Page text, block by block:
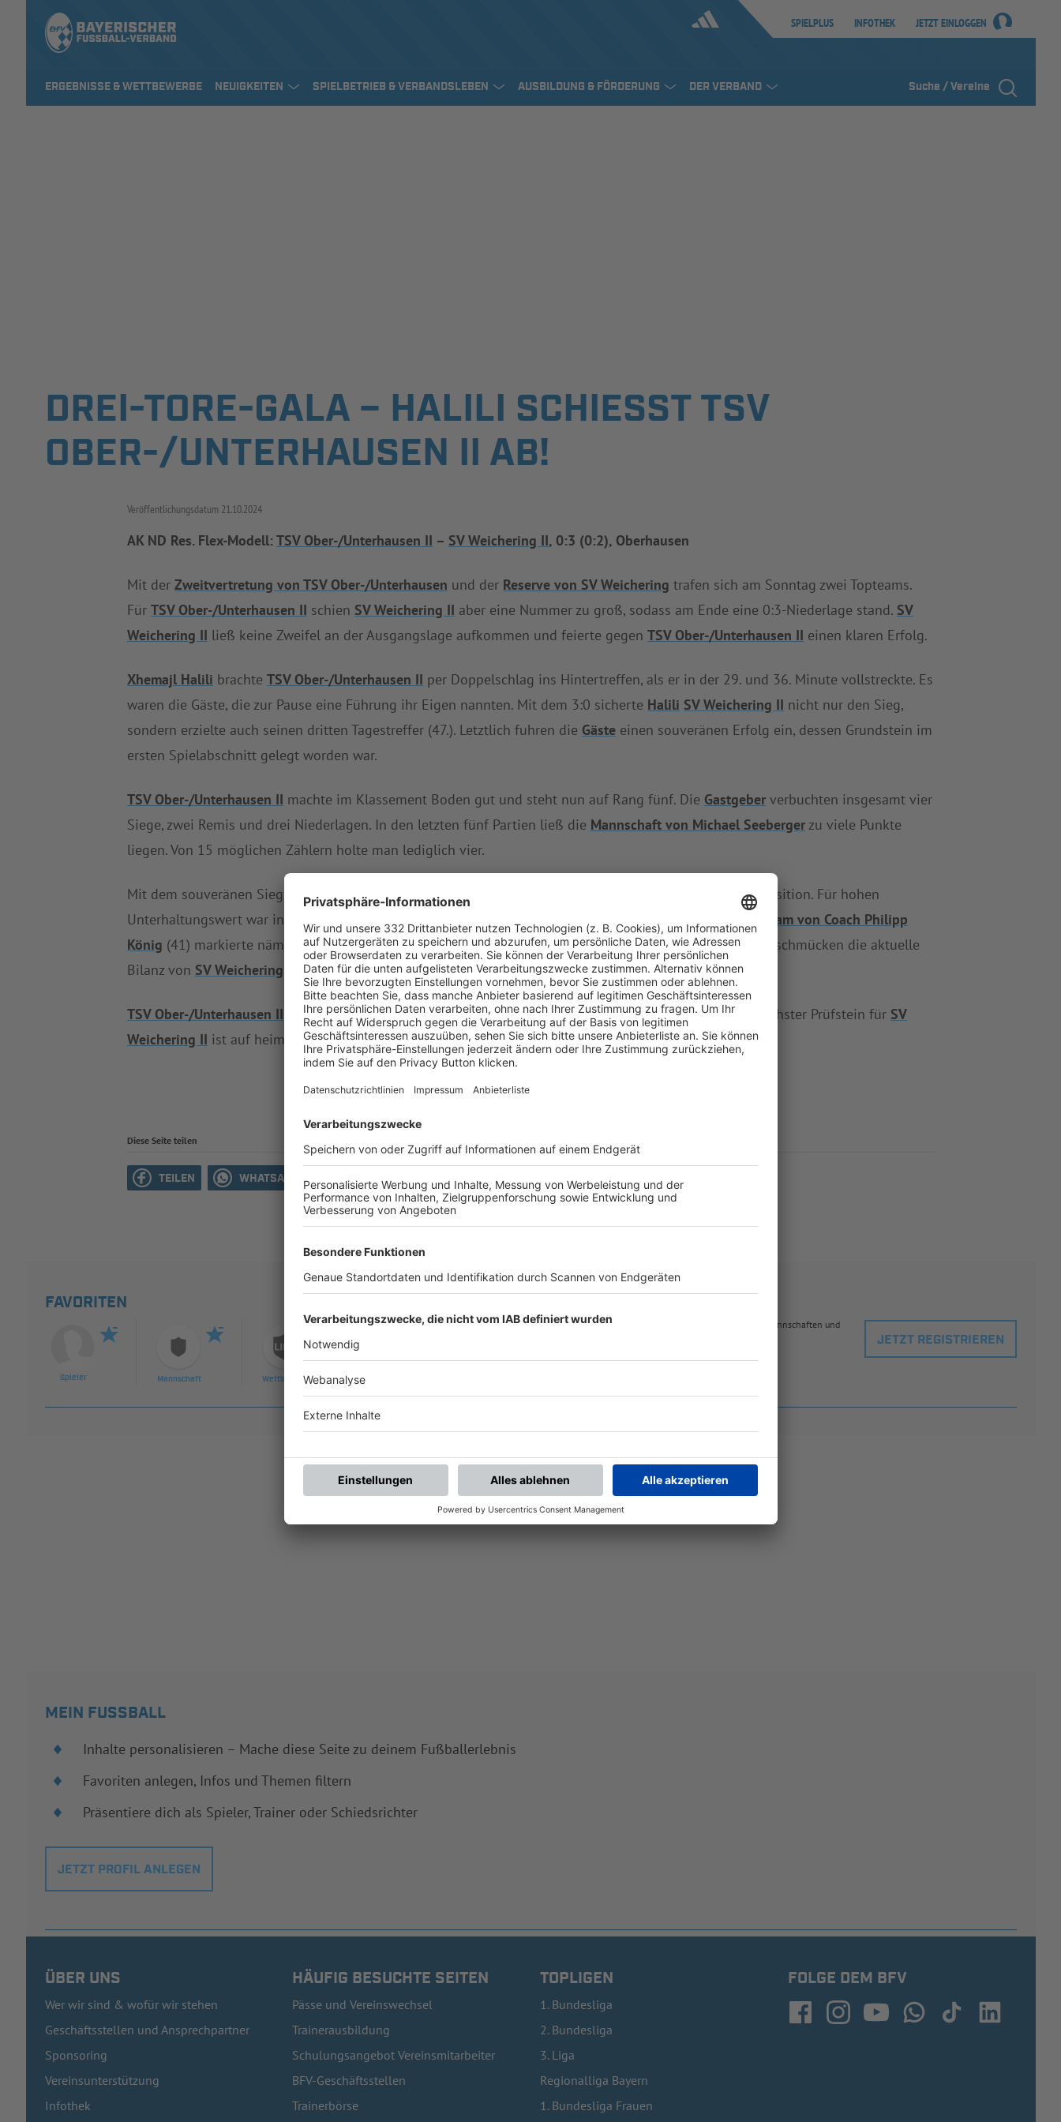
SPIELPLUS INFOTHEK JETZT EINLOGGEN
ERGEBNISSE & WETTBEWERBE NEUIGKEITEN SPIELBETRIEB & VERBANDSLEBEN AUSBILDUNG & FÖRDERUNG DER VERBAND Suche / Vereine
DREI-TORE-GALA – HALILI SCHIESST TSV O
BER-/UNTERHAUSEN II AB!
Veröffentlichungsdatum 21.10.2024
AK ND Res. Flex-Modell:TSV Ober-/Unterhausen II – SV Weichering II, 0:3 (0:2), Oberhausen
Mit derZweitvertretung von TSV Ober-/Unterhausen und der Reserve von SV Weichering trafen sich am Sonntag zwei Topteams.
FürTSV Ober-/Unterhausen II schien SV Weichering II aber eine Nummer zu groß, sodass am Ende eine 0:3-Niederlage stand. SV
Weichering II ließ keine Zweifel an der Ausgangslage aufkommen und feierte gegenTSV Ober-/Unterhausen II einen klaren Erfolg.
Xhemajl Halili brachteTSV Ober-/Unterhausen II per Doppelschlag ins Hintertreffen, als er in der 29. und 36. Minute vollstreckte. Es
waren die Gäste, die zur Pause eine Führung ihr Eigen nannten. Mit dem 3:0 sicherte Halili SV Weichering II nicht nur den Sieg,
sondern erzielte auch seinen dritten Tagestreffer (47.). Letztlich fuhren die Gäste einen souveränen Erfolg ein, dessen Grundstein im
ersten Spielabschnitt gelegt worden war.
TSV Ober-/Unterhausen II machte im Klassement Boden gut und steht nun auf Rang fünf. Die Gastgeber verbuchten insgesamt vier
Siege, zwei Remis und drei Niederlagen. In den letzten fünf Partien ließ die Mannschaft von Michael Seeberger zu viele Punkte
liegen. Von 15 möglichen Zählern holte man lediglich vier.
Mit dem souveränen Sieg gegen TSV Ober-/Unterhausen II
die zweite Tabellenposition. Für hohen
Unterhaltungswert war in den bisherigen Spielen von
SV Weichering II stets gesorgt, mehr Tore als das
Team von Coach Philipp
König (41) markierte nämlich niemand in der AK ND Res. Flex-Modell. Sieben Siege und zwei Niederlagen schmücken die aktuelle
Bilanz von SV Weichering II SV Weichering II ist seit drei Spielen unbezwungen.
TSV Ober-/Unterhausen II hat das nächste Spiel erst in zwei Wochen, am 03.11.2024 gegenSC Ried II . Nächster Prüfstein für SV
Weichering II ist auf heimischer AnlageSV Grasheim II(Sonntag, 12:00 Uhr).
Diese Seite teilen
TEILEN WHATSAPP MAIL
FAVORITEN
Spieler Mannschaft Wettbewerb
Nach der Registrierung kannst du dir Favoriten setzen. So bist du ganz nah an deinen Lieblingsspielern, Mannschaften und
JETZT REGISTRIEREN
MEIN FUSSBALL
Inhalte personalisieren – Mache diese Seite zu deinem Fußballerlebnis
Favoriten anlegen, Infos und Themen filtern
Präsentiere dich als Spieler, Trainer oder Schiedsrichter
JETZT PROFIL ANLEGEN
ÜBER UNS
Wer wir sind & wofür wir stehen
Geschäftsstellen und Ansprechpartner
Sponsoring
Vereinsunterstützung
Infothek
HÄUFIG BESUCHTE SEITEN
Pässe und Vereinswechsel
Trainerausbildung
Schulungsangebot Vereinsmitarbeiter
BFV-Geschäftsstellen
Trainerbörse
TOPLIGEN
1. Bundesliga
2. Bundesliga
3. Liga
Regionalliga Bayern
1. Bundesliga Frauen
FOLGE DEM BFV